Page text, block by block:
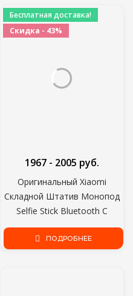
Бесплатная доставка!
Скидка - 43%
Оригинальный Xiaomi
Складной Штатив Монопод
Selfie Stick Bluetooth С
Беспроводной Кнопкой
Затвора Selfie Stick Для
1967 - 2005 руб.
ПОДРОБНЕЕ